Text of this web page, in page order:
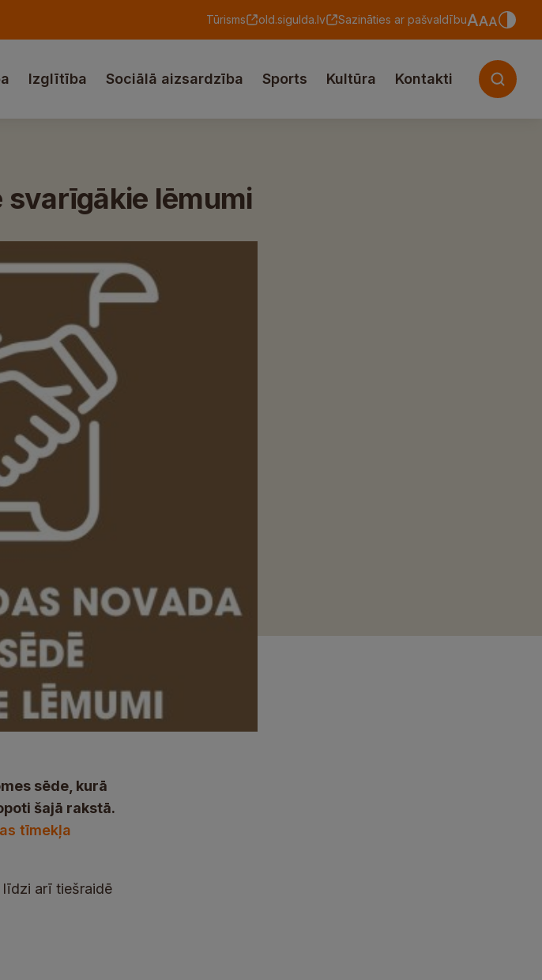
Tūrisms old.sigulda.lv Sazināties ar pašvaldību
Izglītība Sociālā aizsardzība Sports Kultūra Kontakti
svarīgākie lēmumi
sēde, kurā
šajā rakstā.
tīmekļa
līdzi arī tiešraidē